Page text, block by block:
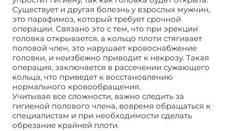
Существует и другая болезнь у взрослых мужчин,
это парафимоз, который требует срочной
операции. Связано это с тем, что при эрекции
головка открывается, а кольцо плоти стягивает
половой член, это нарушает кровоснабжение
головки, и неизбежно приводит к некрозу. Такая
операция, заключается в рассечении сужающего
кольца, что приведет к восстановлению
нормального кровообращения.
Учитывая все сложности, важно следить за
гигиеной полового члена, вовремя обращаться к
специалистам и при необходимости сделать
обрезание крайней плоти.